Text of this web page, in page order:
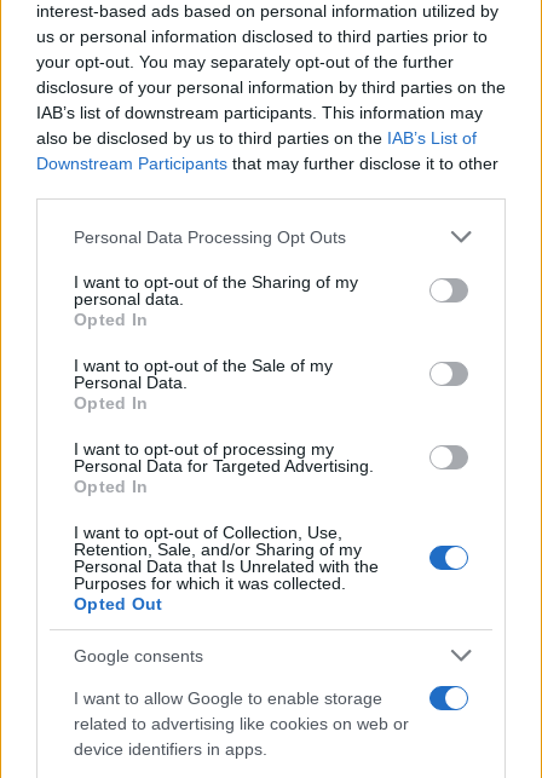
interest-based ads based on personal information utilized by
us or personal information disclosed to third parties prior to
your opt-out. You may separately opt-out of the further
disclosure of your personal information by third parties on the
IAB’s list of downstream participants. This information may
also be disclosed by us to third parties on the IAB’s List of
Downstream Participants that may further disclose it to other
Please note that this website/app uses one or more Google
not limited to your visit or usage behaviour. You may click to
grant or deny consent to Google and its third-party tags to
use your data for below specified purposes in below Google
consent section.
Personal Data Processing Opt Outs
I want to opt-out of the Sharing of my
personal data.
Opted In
I want to opt-out of the Sale of my
Personal Data.
Opted In
I want to opt-out of processing my
Personal Data for Targeted Advertising.
Opted In
I want to opt-out of Collection, Use,
Retention, Sale, and/or Sharing of my
Personal Data that Is Unrelated with the
Purposes for which it was collected.
Opted Out
Google consents
I want to allow Google to enable storage
related to advertising like cookies on web or
device identifiers in apps.
Πάμε τώρα σε μία «Ελληνοτουρκική» μάχη και
αντίπαλο στους «8» τηΦενέρμπαχτσε. Στο πρώτο
παιχνίδι πάλι στον Πειραιά φαίνεται ότι ο
Ολυμπιακόςθα έχει ένα εύκολο βράδυ με το ματς
στο 60' να είναι στο 3-0 υπέρ τους. Οι Τούρκοι
θάρρος και από το κατάμεστο Σουκρού
Σαράτσογλου, βρίσκουν νωρίς τέρμα και
ισοφαριζουν το σκορ του πρώτου αγώνα. Χωρίς να
γίνει κάτι τρομερό σε κανονική διάρκεια και
παράταση, το παιχνίδι οδηγείται στα πέναλτι. Εδώ
είναι το σημείο που ο
κάνει την εμφάνιση της καριέρας του και πιάνοντας
τρία πέναλτι στέλνει τον Ολυμπιακό στους «4».
Πρώτη φορά σε ημιτελικά ευρωπαϊκής
διοργάνωσης οι «ερυθρόλευκοι», απέναντι στο
φαβορί, την
δε περίμενε ότι η ομάδα του Μεντιλίμπαρ θα μπει
σαν «λυσασμένο σκυλί» στο Βίλα Παρκ
και
πετύχει ιστορικό θρίαμβο με το εμφατικό 2-
. Στον επαναληπτικό το βάρρος είχε φύγει, ο